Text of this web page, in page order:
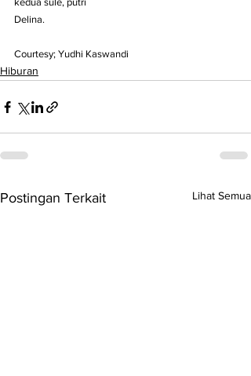
Delina.
Courtesy; Yudhi Kaswandi
Hiburan
Postingan Terkait Lihat Semua